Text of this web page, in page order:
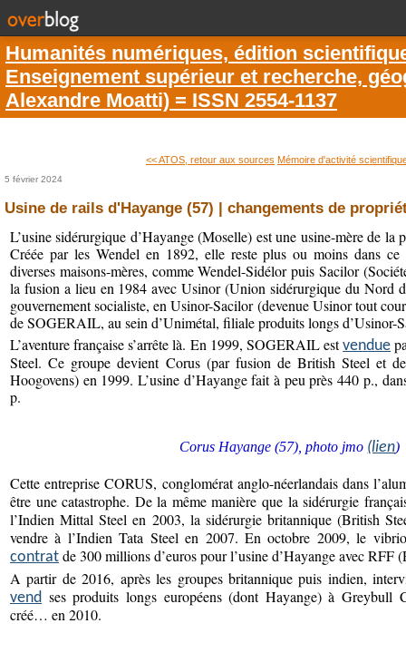
Humanités numériques, édition
Enseignement supérieur et recherche,
Alexandre Moatti) = ISSN 2554-1137
<< ATOS, retour aux sources Mémoire d'activité
5 février 2024
Usine de rails d'Hayange (57) | changements de
L’usine sidérurgique d’Hayange (Moselle) est une usine-mère de la
Créée par les Wendel en 1892, elle reste plus ou moins dans
diverses maisons-mères, comme Wendel-Sidélor puis Sacilor
la fusion a lieu en 1984 avec Usinor (Union sidérurgique du Nord
gouvernement socialiste, en Usinor-Sacilor (devenue Usinor tout
de SOGERAIL, au sein d’Unimétal, filiale produits longs d’Usinor-
L’aventure française s’arrête là. En 1999, SOGERAIL estvendue
Steel. Ce groupe devient Corus (par fusion de British Steel et
Hoogovens) en 1999. L’usine d’Hayange fait à peu près 440 p.,
p.
Corus Hayange (57), photo jmo (lien)
Cette entreprise CORUS, conglomérat anglo-néerlandais dans
être une catastrophe. De la même manière que la sidérurgie
l’Indien Mittal Steel en 2003, la sidérurgie britannique (British
vendre à l’Indien Tata Steel en 2007. En octobre 2009, le
contrat de 300 millions d’euros pour l’usine d’Hayange avec RFF
A partir de 2016, après les groupes britannique puis indien,
vend ses produits longs européens (dont Hayange) à Greybull
créé… en 2010.